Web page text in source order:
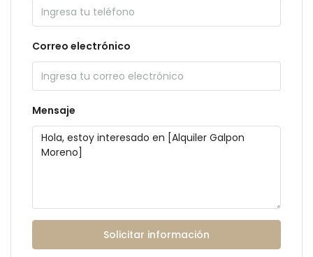
Correo electrónico
Mensaje
Solicitar información